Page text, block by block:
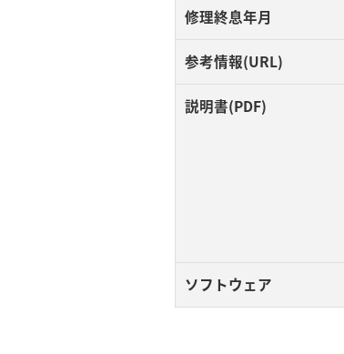
修理終息年月
参考情報(URL)
説明書(PDF)
ソフトウェア